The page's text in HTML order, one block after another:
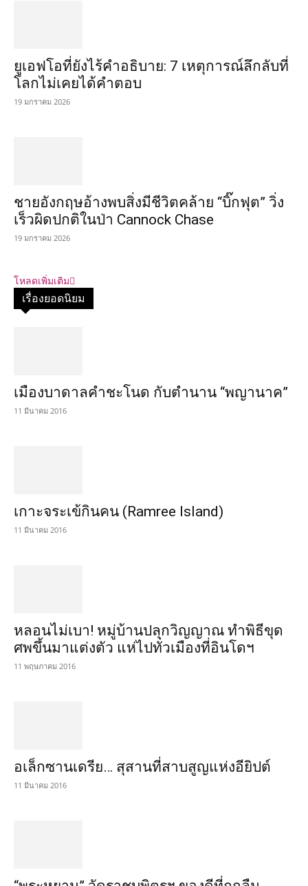
ยูเอฟโอที่ยังไร้คำอธิบาย: 7 เหตุการณ์ลึกลับที่
โลกไม่เคยได้คำตอบ
19 มกราคม 2026
ชายอังกฤษอ้างพบสิ่งมีชีวิตคล้าย “บิ๊กฟุต” วิ่ง
เร็วผิดปกติในป่า Cannock Chase
19 มกราคม 2026
โหลดเพิ่มเติม
เรื่องยอดนิยม
เมืองบาดาลคำชะโนด กับตำนาน “พญานาค”
11 มีนาคม 2016
เกาะจระเข้กินคน (Ramree Island)
11 มีนาคม 2016
หลอนไม่เบา! หมู่บ้านปลุกวิญญาณ ทำพิธีขุด
ศพขึ้นมาแต่งตัว แห่ไปทั่วเมืองที่อินโดฯ
11 พฤษภาคม 2016
อเล็กซานเดรีย… สุสานที่สาบสูญแห่งอียิปต์
11 มีนาคม 2016